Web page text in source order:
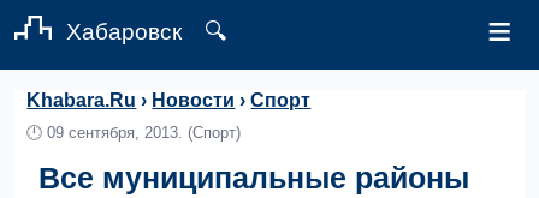
Хабаровск 🔍 ≡
Khabara.Ru › Новости ›Спорт
🕛09 сентября, 2013. (Спорт)
Все муниципальные районы